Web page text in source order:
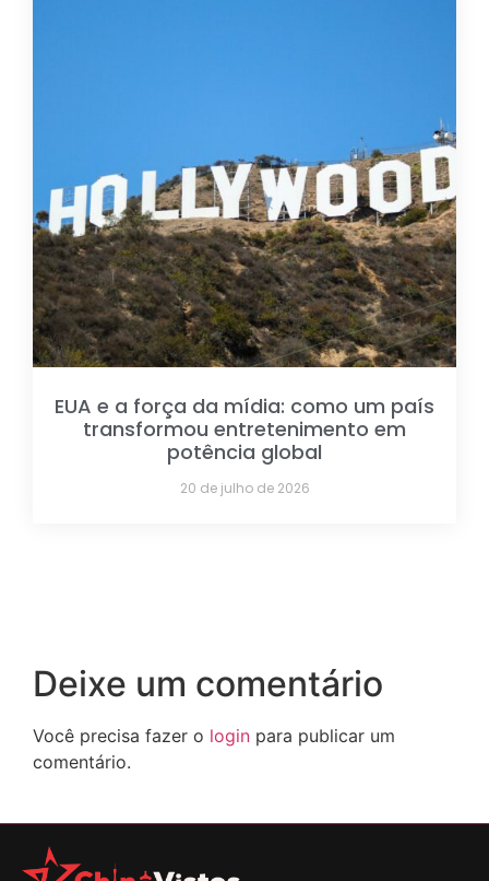
EUA e a força da mídia: como um país
transformou entretenimento em
potência global
20 de julho de 2026
Deixe um comentário
Você precisa fazer o login para publicar um
comentário.